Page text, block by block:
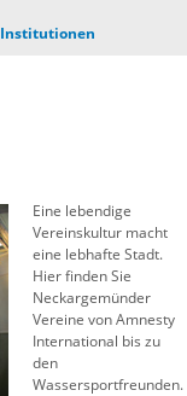
Eine lebendige
Vereinskultur macht
eine lebhafte Stadt.
Hier finden Sie
Neckargemünder
Vereine von Amnesty
International bis zu
den
Wassersportfreunden.